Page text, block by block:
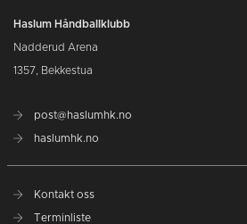
Haslum Håndballklubb
Nadderud Arena
1357, Bekkestua
post@haslumhk.no
haslumhk.no
Kontakt oss
Terminliste